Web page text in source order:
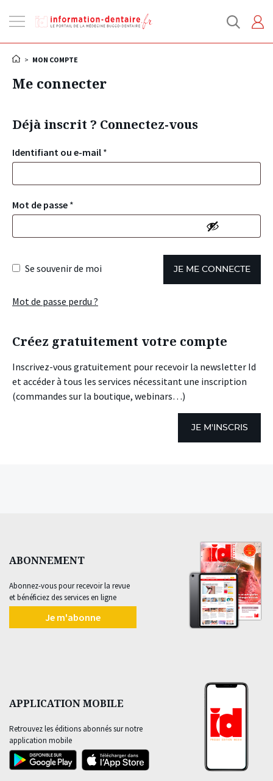
la
> MON COMPTE
Me connecter
Déjà inscrit ? Connectez-vous
Identifiant ou e-mail *
Mot de passe *
Se souvenir de moi JE ME CONNECTE
Mot de passe perdu ?
Créez gratuitement votre compte
Inscrivez-vous gratuitement pour recevoir la newsletter Id
et accéder à tous les services nécessitant une inscription
(commandes sur la boutique, webinars…)
JE M'INSCRIS
ABONNEMENT
Abonnez-vous pour recevoir la revue
et bénéficiez des services en ligne
Je m'abonne
APPLICATION MOBILE
Retrouvez les éditions abonnés sur notre
application mobile